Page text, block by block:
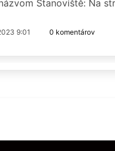
Stanoviště: Na
9:01 0 komentárov